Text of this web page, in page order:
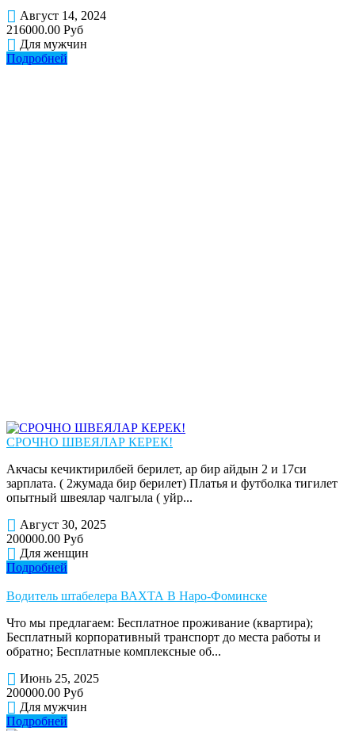
Август 14, 2024
216000.00 Руб
Для мужчин
Подробней
СРОЧНО ШВЕЯЛАР КЕРЕК!
Акчасы кечиктирилбей берилет, ар бир айдын 2 и 17си
зарплата. ( 2жумада бир берилет) Платья и футболка тигилет
опытный швеялар чалгыла ( уйр...
Август 30, 2025
200000.00 Руб
Для женщин
Подробней
Водитель штабелера ВАХТА В Наро-Фоминске
Что мы предлагаем: Бесплатное проживание (квартира);
Бесплатный корпоративный транспорт до места работы и
обратно; Бесплатные комплексные об...
Июнь 25, 2025
200000.00 Руб
Для мужчин
Подробней